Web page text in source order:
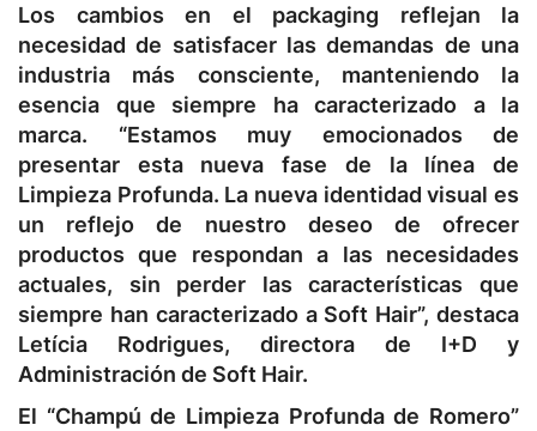
Los cambios en el packaging reflejan la
necesidad de satisfacer las demandas de una
industria más consciente, manteniendo la
esencia que siempre ha caracterizado a la
marca. “Estamos muy emocionados de
presentar esta nueva fase de la línea de
Limpieza Profunda. La nueva identidad visual es
un reflejo de nuestro deseo de ofrecer
productos que respondan a las necesidades
actuales, sin perder las características que
siempre han caracterizado a Soft Hair”, destaca
Letícia Rodrigues, directora de I+D y
Administración de Soft Hair.
El “Champú de Limpieza Profunda de Romero”